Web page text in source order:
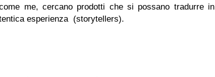
me, cercano prodotti che si possano tradurre in
esperienza (storytellers).